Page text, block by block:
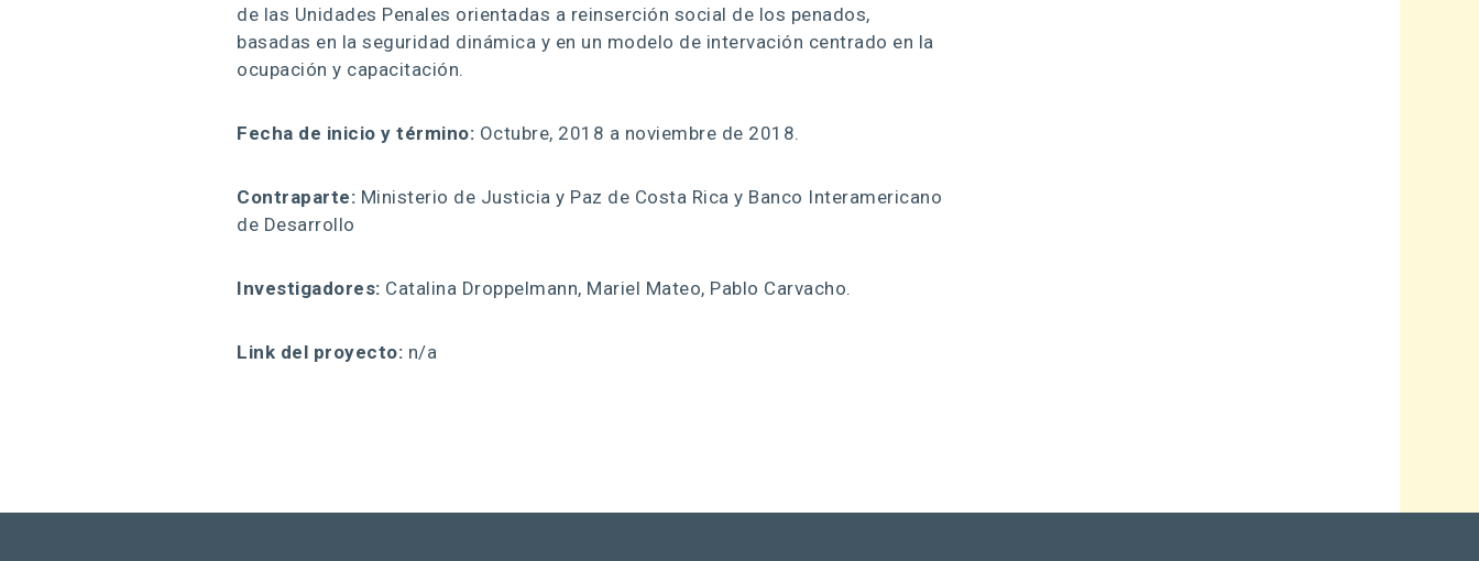
de las Unidades Penales orientadas a reinserción social de los penados,
basadas en la seguridad dinámica y en un modelo de intervación centrado en la
ocupación y capacitación.
Fecha de inicio y término: Octubre, 2018 a noviembre de 2018.
Contraparte: Ministerio de Justicia y Paz de Costa Rica y Banco Interamericano
de Desarrollo
Investigadores: Catalina Droppelmann, Mariel Mateo, Pablo Carvacho.
Link del proyecto: n/a